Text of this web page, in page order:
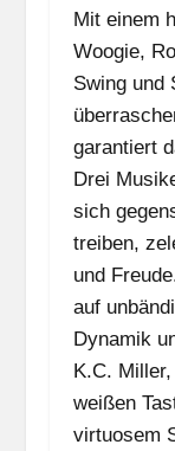
Boogie-
Woogie,
Rock'n'
Roll,
New
Orleans
Jazz,
Swing
und
Soul
Mit einem
Woogie,
Swing und
garantiert
Drei
sich
treiben,
und
auf
Dynamik
K.C.
weißen
virtuosem